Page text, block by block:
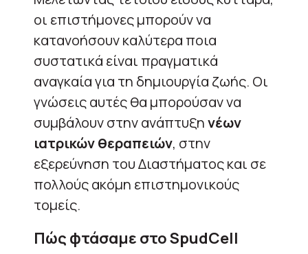
οι επιστήμονες μπορούν να
κατανοήσουν καλύτερα ποια
συστατικά είναι πραγματικά
αναγκαία για τη δημιουργία ζωής. Οι
γνώσεις αυτές θα μπορούσαν να
συμβάλουν στην ανάπτυξηνέων
ιατρικών θεραπειών, στην
εξερεύνηση του Διαστήματος και σε
πολλούς ακόμη επιστημονικούς
τομείς.
Πώς φτάσαμε στο SpudCell